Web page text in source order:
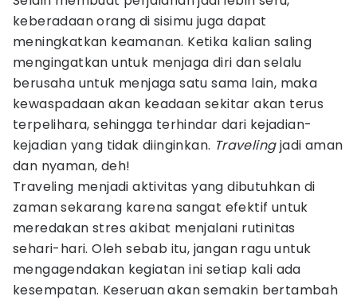
keberadaan orang di sisimu juga dapat
meningkatkan keamanan. Ketika kalian saling
mengingatkan untuk menjaga diri dan selalu
berusaha untuk menjaga satu sama lain, maka
kewaspadaan akan keadaan sekitar akan terus
terpelihara, sehingga terhindar dari kejadian-
kejadian yang tidak diinginkan. Travelingjadi aman
dan nyaman, deh!
Traveling menjadi aktivitas yang dibutuhkan di
zaman sekarang karena sangat efektif untuk
meredakan stres akibat menjalani rutinitas
sehari-hari. Oleh sebab itu, jangan ragu untuk
mengagendakan kegiatan ini setiap kali ada
kesempatan. Keseruan akan semakin bertambah